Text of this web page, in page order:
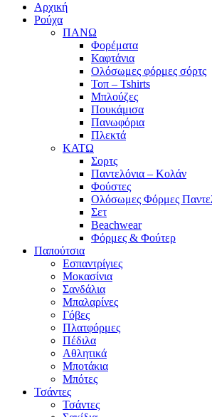
Αρχική
Ρούχα
ΠΑΝΩ
Φορέματα
Καφτάνια
Ολόσωμες φόρμες σόρτς
Τοπ – Tshirts
Μπλούζες
Πουκάμισα
Πανωφόρια
Πλεκτά
ΚΑΤΩ
Σορτς
Παντελόνια – Κολάν
Φούστες
Ολόσωμες Φόρμες
Σετ
Beachwear
Φόρμες & Φούτερ
Παπούτσια
Εσπαντρίγιες
Μοκασίνια
Σανδάλια
Μπαλαρίνες
Γόβες
Πλατφόρμες
Πέδιλα
Αθλητικά
Μποτάκια
Μπότες
Τσάντες
Τσάντες